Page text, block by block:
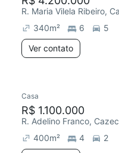
R. Maria Vilela Ribeiro,
340m² 6
5
Ver contato
Casa
R$ 1.100.000
R. Adelino Franco,
400m² 4
2